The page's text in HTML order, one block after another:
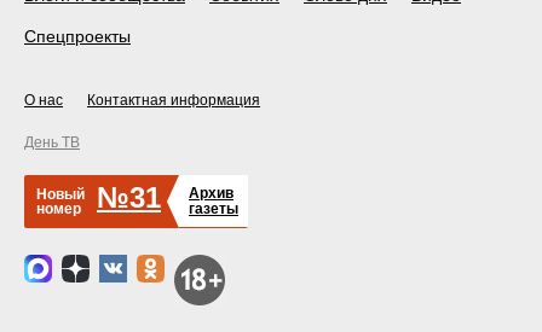
Спецпроекты
О нас Контактная информация
День ТВ
Новый
номер
№31
Архив
газеты